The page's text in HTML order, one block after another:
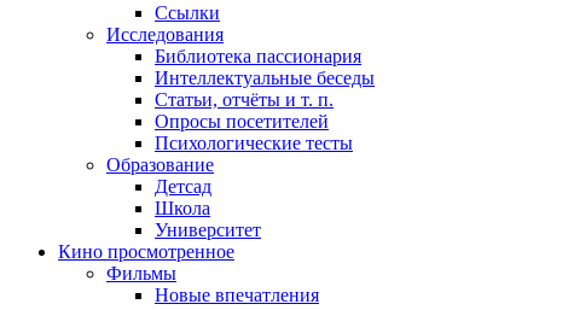
Ссылки
Исследования
Библиотека пассионария
Интеллектуальные беседы
Статьи, отчёты и т. п.
Опросы посетителей
Психологические тесты
Образование
Детсад
Школа
Университет
Кино просмотренное
Фильмы
Новые впечатления